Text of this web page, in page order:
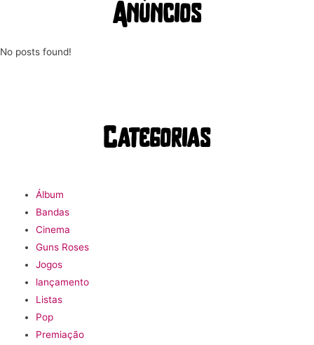
Anúncios
No posts found!
Categorias
Álbum
Bandas
Cinema
Guns Roses
Jogos
lançamento
Listas
Pop
Premiação